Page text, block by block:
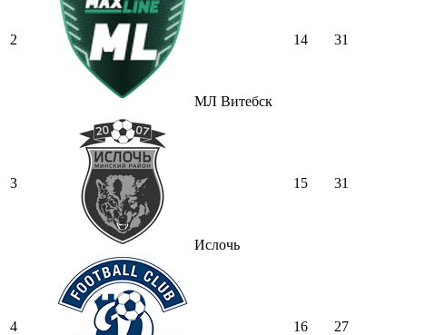
2
МЛ Витебск
14 31
3
Ислочь
15 31
4 16 27